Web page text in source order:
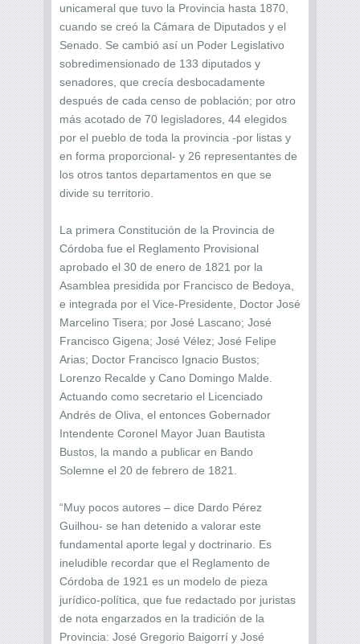
unicameral que tuvo la Provincia hasta 1870,
cuando se creó la Cámara de Diputados y el
Senado. Se cambió así un Poder Legislativo
sobredimensionado de 133 diputados y
senadores, que crecía desbocadamente
después de cada censo de población; por otro
más acotado de 70 legisladores, 44 elegidos
por el pueblo de toda la provincia -por listas y
en forma proporcional- y 26 representantes de
los otros tantos departamentos en que se
divide su territorio.
La primera Constitución de la Provincia de
Córdoba fue el Reglamento Provisional
aprobado el 30 de enero de 1821 por la
Asamblea presidida por Francisco de Bedoya,
e integrada por el Vice-Presidente, Doctor José
Marcelino Tisera; por José Lascano; José
Francisco Gigena; José Vélez; José Felipe
Arias; Doctor Francisco Ignacio Bustos;
Lorenzo Recalde y Cano Domingo Malde.
Actuando como secretario el Licenciado
Andrés de Oliva, el entonces Gobernador
Intendente Coronel Mayor Juan Bautista
Bustos, la mando a publicar en Bando
Solemne el 20 de febrero de 1821.
“Muy pocos autores – dice Dardo Pérez
Guilhou- se han detenido a valorar este
fundamental aporte legal y doctrinario. Es
ineludible recordar que el Reglamento de
Córdoba de 1921 es un modelo de pieza
jurídico-política, que fue redactado por juristas
de nota engarzados en la tradición de la
Provincia: José Gregorio Baigorrí y José